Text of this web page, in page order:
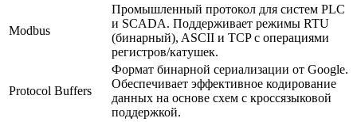
Modbus
Промышленный протокол для систем PLC
и SCADA. Поддерживает режимы RTU
(бинарный), ASCII и TCP с операциями
регистров/катушек.
Protocol Buffers
Формат бинарной сериализации от Google.
Обеспечивает эффективное кодирование
данных на основе схем с кроссязыковой
поддержкой.